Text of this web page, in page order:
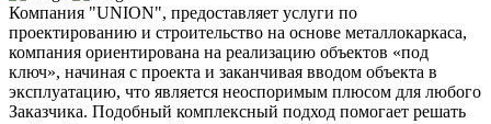
Компания "UNION", предоставляет услуги по
проектированию и строительство на основе металлокаркаса,
компания ориентирована на реализацию объектов «под
ключ», начиная с проекта и заканчивая вводом объекта в
эксплуатацию, что является неоспоримым плюсом для любого
Заказчика. Подобный комплексный подход помогает решать